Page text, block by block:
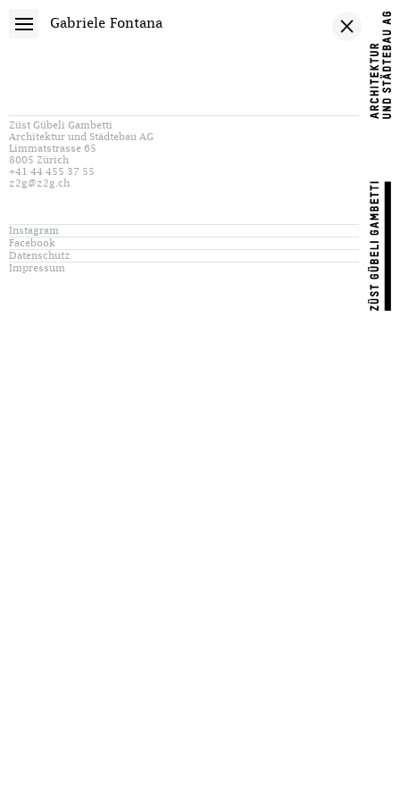
Gabriele Fontana
Züst Gübeli Gambetti
Architektur und Städtebau AG
Limmatstrasse 65
8005 Zürich
+41 44 455 37 55
z2g@z2g.ch
Instagram
Facebook
Datenschutz
Impressum